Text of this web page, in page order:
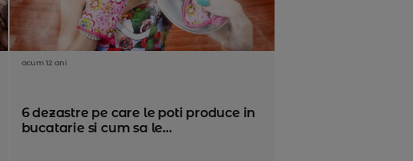
acum 12 ani
6 dezastre pe care le poti produce in
bucatarie si cum sa le...